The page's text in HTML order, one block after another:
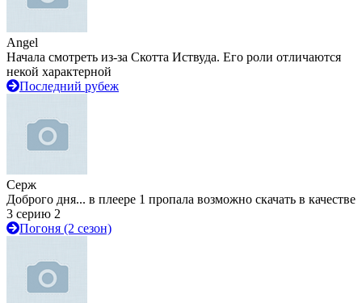
Angel
Начала смотреть из-за Скотта Иствуда. Его роли отличаются
некой характерной
Последний рубеж
Серж
Доброго дня... в плеере 1 пропала возможно скачать в качестве
3 серию 2
Погоня (2 сезон)